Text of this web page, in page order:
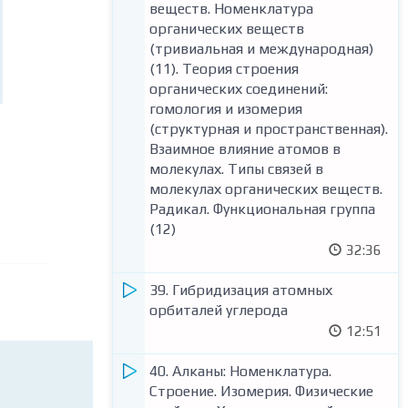
Тест по теме "Строение
электронных оболочек атомов
элементов первых четырех
периодов: s-, p- и d-элементы"
(заданий: 12)
2. Закономерности изменения
химических свойств элементов и
их соединений по периодам и
группам. Общая характеристика
металлов и неметаллов (2)
Тест по теме "Закономерности
изменения химических свойств
3. Ковалентная химическая связь,
(19)
Тест по теме "Классификация
неорганических веществ.
Номенклатура неорганических
веществ (тривиальная и
международная) (Задания №5)"
(заданий: 5)
Тест по теме "Классификация
химических реакций в
неорганической химии (Задания
№19)" (заданий: 20)
15. Общая характеристика IA
группы. Химические и физические
соединений
21:07
веществ. Номенклатура
органических веществ
(тривиальная и международная)
(11). Теория строения
органических соединений:
гомология и изомерия
(структурная и пространственная).
Взаимное влияние атомов в
молекулах. Типы связей в
молекулах органических веществ.
Радикал. Функциональная группа
(12)
32:36
39. Гибридизация атомных
орбиталей углерода
12:51
40. Алканы: Номенклатура.
Строение. Изомерия. Физические